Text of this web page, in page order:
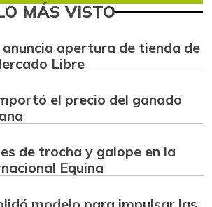
MÁS VISTO
anuncia apertura de tienda de
Libre
el precio del ganado
de trocha y galope en la
Equina